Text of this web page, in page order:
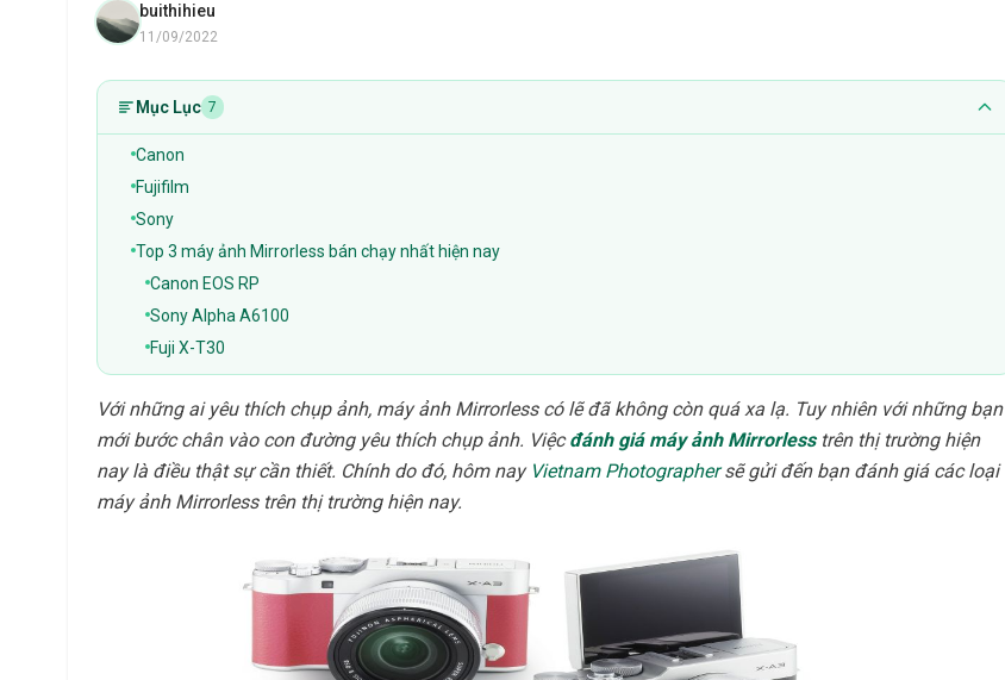
buithihieu
11/09/2022
Mục Lục 7
Canon
Fujifilm
Sony
Top 3 máy ảnh Mirrorless bán chạy nhất hiện nay
Canon EOS RP
Sony Alpha A6100
Fuji X-T30
Với những ai yêu thích chụp ảnh, máy ảnh Mirrorless có lẽ đã không còn quá xa lạ. Tuy nhiên với những bạn
mới bước chân vào con đường yêu thích chụp ảnh. Việcđánh giá máy ảnh Mirrorlesstrên thị trường hiện
nay là điều thật sự cần thiết. Chính do đó, hôm nay Vietnam Photographersẽ gửi đến bạn đánh giá các loại
máy ảnh Mirrorless trên thị trường hiện nay.